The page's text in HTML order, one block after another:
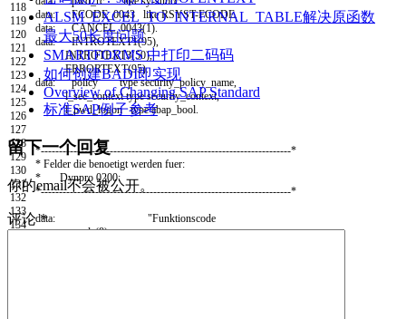
118
119
120
121
122
123
124
125
126
127
128
129
130
131
132
133
134
data: FCODE_0043 like RSYST-FCODE.
data: CANCEL_0043(1).
data: INTROTEXT1(95)
INTROTEXT3(50),
ERRORTEXT(95).
data: policy type security_policy name
l_sec_context type security_context,
l_pwd_logon type abap bool
*---------------------------------------------------------------------*
* Felder die benoetigt werden fuer:
* Dynpro 0200:
*---------------------------------------------------------------------*
data:
"Funktionscode
newcode(8),
ALSM_EXCEL_TO_INTERNAL_TABLE解决原函数
最大50长度问题
SMARTFORMS 中打印二码码
如何创建BADI即实现
Overview of Changing SAP Standard
标准SAP例子参考
留下一个回复
你的email不会被公开。
评论*